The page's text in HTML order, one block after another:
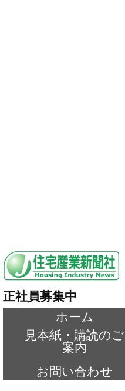
正社員募集中
ホーム
見本紙・購読のご
案内
お問い合わせ